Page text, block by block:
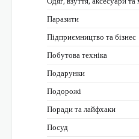
Паразити
Підприємництво та бізнес
Побутова техніка
Подарунки
Подорожі
Поради та лайфхаки
Посуд